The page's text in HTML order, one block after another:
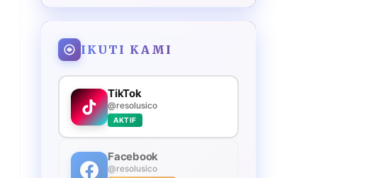
IKUTI KAMI
TikTok
@resolusico
AKTIF
Facebook
@resolusico